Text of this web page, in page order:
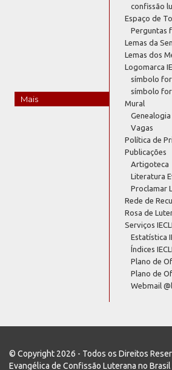
Mais
confissão
Espaço de
Perguntas
Lemas da
Lemas dos
Logomarca
símbolo
símbolo
Mural
Genealogia
Vagas
Política de
Publicações
Artigoteca
Literatura
Proclamar
Rede de
Rosa de
Serviços
Estatística
Índices
Plano de
Plano de
Webmail
© Copyright 2026 - Todos os Direitos
Evangélica de Confissão Luterana no